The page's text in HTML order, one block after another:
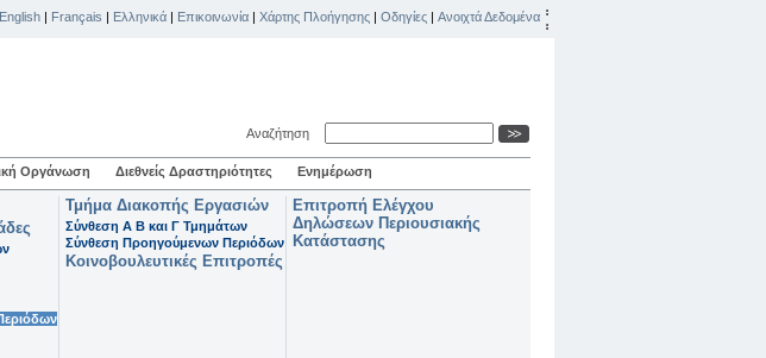
English | Français | Ελληνικά | Επικοινωνία | Χάρτης Πλοήγησης | Οδηγίες | Ανοιχτά Δεδομένα
Αναζήτηση
Οργάνωση Διεθνείς Δραστηριότητες Ενημέρωση
Τμήμα Διακοπής Εργασιών
Σύνθεση Α Β και Γ Τμημάτων
Σύνθεση Προηγούμενων Περιόδων
Κοινοβουλευτικές Επιτροπές
Επιτροπή Ελέγχου
Δηλώσεων Περιουσιακής
Κατάστασης